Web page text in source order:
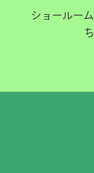
ショールー